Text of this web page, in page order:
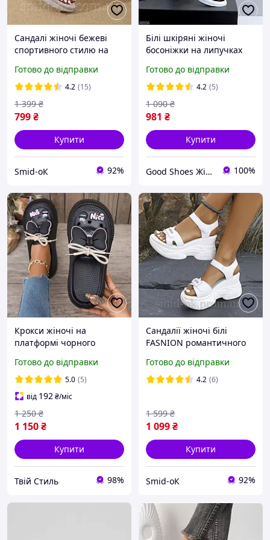
Сандалі жіночі бежеві
спортивного стилю на
босоніки з відкритим
мисом 38 р. (стопа
24,5см).
Готово до відправки
4.2 (15)
799₴
1 399 ₴
Купити
Smid-оК 92%
Білі шкіряні жіночі
босоніжки на липучках
Готово до відправки
4.2 (5)
981 ₴
1 090 ₴
Купити
Good Shoes Жіноче взуття 100%
Крокси жіночі на
платформі чорного
Готово до відправки
5.0 (5)
від 192₴/міс
1 150₴
1 250 ₴
Купити
Твій Стиль 98%
Сандалії жіночі білі
FASNION романтичного
платформі, босоніжки з
відкритим носком. 38р
Готово до відправки
4.2 (6)
1 099₴
1 599 ₴
Купити
Smid-оК 92%